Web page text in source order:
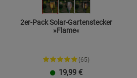
2er-Pack Solar-Gartenstecker
»Flame«
(65)
19,99 €